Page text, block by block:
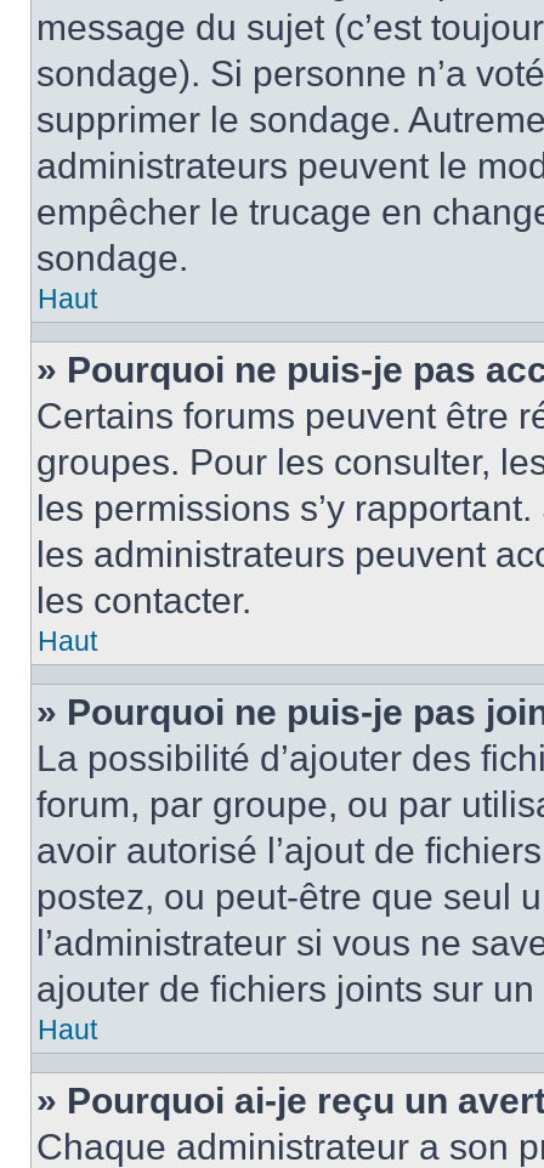
message du sujet (c’est
sondage). Si personne n’a
supprimer le sondage.
administrateurs peuvent le
empêcher le trucage en
sondage.
Haut
» Pourquoi ne puis-je pas
Certains forums peuvent être
groupes. Pour les consulter,
les permissions s’y
les administrateurs peuvent
les contacter.
Haut
» Pourquoi ne puis-je pas
La possibilité d’ajouter des
forum, par groupe, ou par
avoir autorisé l’ajout de
postez, ou peut-être que seul
l’administrateur si vous ne
ajouter de fichiers joints sur un
Haut
» Pourquoi ai-je reçu un
Chaque administrateur a son